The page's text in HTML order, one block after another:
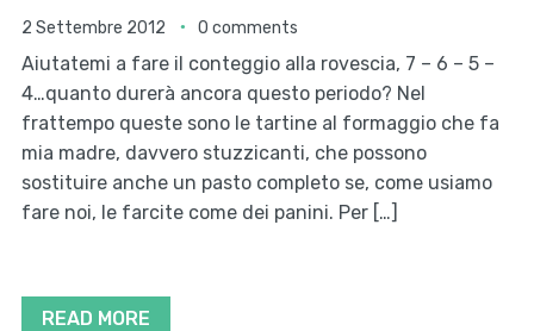
2 Settembre 2012 0 comments
Aiutatemi a fare il conteggio alla rovescia, 7 – 6 – 5 –
4…quanto durerà ancora questo periodo? Nel
frattempo queste sono le tartine al formaggio che fa
mia madre, davvero stuzzicanti, che possono
sostituire anche un pasto completo se, come usiamo
fare noi, le farcite come dei panini. Per […]
READ MORE